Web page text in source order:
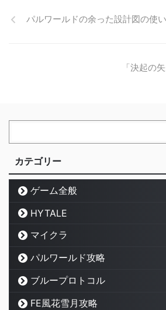
パルワールドの余った設計図の使
「決起の
カテゴリー
ゲーム全般
HYTALE
マイクラ
パルワールド攻略
ブループロトコル
FE風花雪月攻略